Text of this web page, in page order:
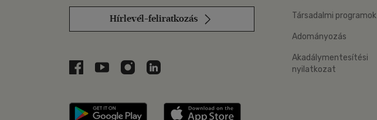
Hírlevél-feliratkozás
Libri a Facebookon
Libri a Youtube-on
Libri az Instagramon
Libri a LinkedInen
Libri applikáció Szerezd meg: Google Play
Társadalmi programok
Adományozás
Akadálymentesítési
nyilatkozat